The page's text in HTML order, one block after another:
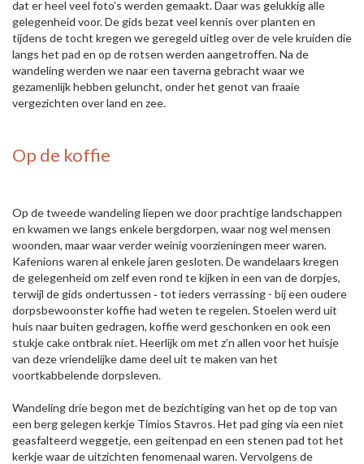
dat er heel veel foto’s werden gemaakt. Daar was gelukkig alle
gelegenheid voor. De gids bezat veel kennis over planten en
tijdens de tocht kregen we geregeld uitleg over de vele kruiden die
langs het pad en op de rotsen werden aangetroffen. Na de
wandeling werden we naar een taverna gebracht waar we
gezamenlijk hebben geluncht, onder het genot van fraaie
vergezichten over land en zee.
Op de koffie
Op de tweede wandeling liepen we door prachtige landschappen
en kwamen we langs enkele bergdorpen, waar nog wel mensen
woonden, maar waar verder weinig voorzieningen meer waren.
Kafenions waren al enkele jaren gesloten. De wandelaars kregen
de gelegenheid om zelf even rond te kijken in een van de dorpjes,
terwijl de gids ondertussen ‑ tot ieders verrassing - bij een oudere
dorpsbewoonster koffie had weten te regelen. Stoelen werd uit
huis naar buiten gedragen, koffie werd geschonken en ook een
stukje cake ontbrak niet. Heerlijk om met z’n allen voor het huisje
van deze vriendelijke dame deel uit te maken van het
voortkabbelende dorpsleven.
Wandeling drie begon met de bezichtiging van het op de top van
een berg gelegen kerkje Timios Stavros. Het pad ging via een niet
geasfalteerd weggetje, een geitenpad en een stenen pad tot het
kerkje waar de uitzichten fenomenaal waren. Vervolgens de